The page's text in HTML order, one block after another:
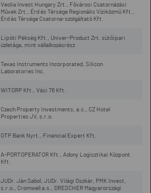
Veolia Invest Hungary Zrt., Fővárosi Csatornázási
Művek Zrt., Érd és Térsége Regionális Víziközmű Kft.,
Érd és Térsége Csatorna-szolgáltató Kft.
Lipóti Pékség Kft., Univer-Product Zrt. sütőipari
üzletága, mint vállalkozásrész
Texas Instruments Incorporated, Silicon
Laboratories Inc.
WITORP Kft., Váci 76 Kft.
Czech Property Investments, a.s., CZ Hotel
Properties JV, s.r.o.
OTP Bank Nyrt., Financial Expert Kft.
A-PORTOPERATOR Kft., Adony Logisztikai Központ
Kft.
JUDr. Ján Sabol, JUDr. Világi Oszkár, PMK Invest,
s.r.o., Cromwell a.s., DRESCHER Magyarországi